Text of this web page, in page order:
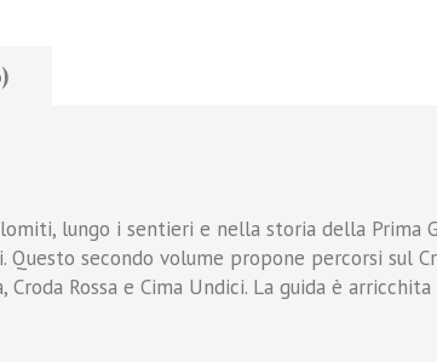
lungo i sentieri e nella storia della Prima
secondo volume propone percorsi sul
Rossa e Cima Undici. La guida è